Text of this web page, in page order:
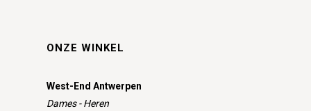
ONZE WINKEL
West-End Antwerpen
Dames - Heren